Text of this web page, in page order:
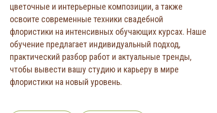
цветочные и интерьерные композиции, а также
освоите современные техники свадебной
флористики на интенсивных обучающих курсах. Наше
обучение предлагает индивидуальный подход,
практический разбор работ и актуальные тренды,
чтобы вывести вашу студию и карьеру в мире
флористики на новый уровень.